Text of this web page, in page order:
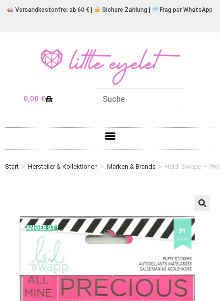
Versandkostenfrei ab 60 € | Sichere Zahlung | Frag per WhatsApp
0,00 €
Start > Hersteller & Kollektionen > Marken & Brands > Heidi Swapp –
ANGEBOT!